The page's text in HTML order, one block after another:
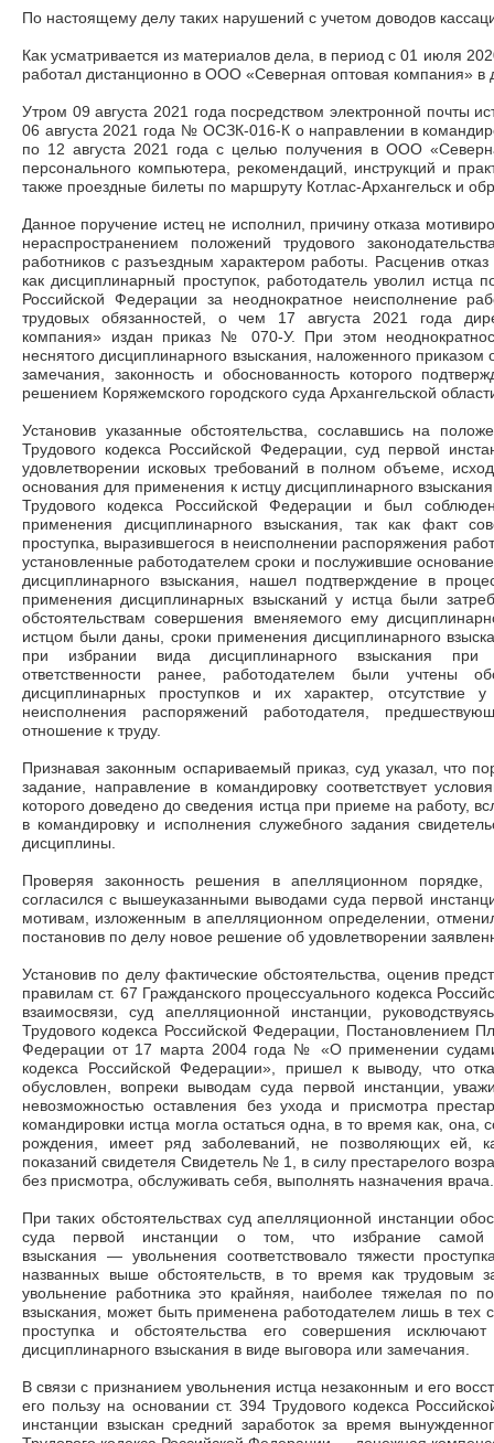
По настоящему делу таких нарушений с учетом доводов
Как усматривается из материалов дела, в период с 01 июля
работал дистанционно в ООО «Северная оптовая компания» в
Утром 09 августа 2021 года посредством электронной почты
06 августа 2021 года № ОСЗК-016-К о направлении в
по 12 августа 2021 года с целью получения в ООО
персонального компьютера, рекомендаций, инструкций и
также проездные билеты по маршруту Котлас-Архангельск и
Данное поручение истец не исполнил, причину отказа
нераспространением положений трудового
работников с разъездным характером работы. Расценив
как дисциплинарный проступок, работодатель уволил истца
Российской Федерации за неоднократное неисполнение
трудовых обязанностей, о чем 17 августа 2021 года
компания» издан приказ № 070-У. При этом
неснятого дисциплинарного взыскания, наложенного
замечания, законность и обоснованность которого
решением Коряжемского городского суда Архангельской
Установив указанные обстоятельства, сославшись на
Трудового кодекса Российской Федерации, суд первой
удовлетворении исковых требований в полном объеме,
основания для применения к истцу дисциплинарного
Трудового кодекса Российской Федерации и был
применения дисциплинарного взыскания, так как факт
проступка, выразившегося в неисполнении распоряжения
установленные работодателем сроки и послужившие
дисциплинарного взыскания, нашел подтверждение в
применения дисциплинарных взысканий у истца были
обстоятельствам совершения вменяемого ему
истцом были даны, сроки применения дисциплинарного
при избрании вида дисциплинарного взыскания при
ответственности ранее, работодателем были учтены
дисциплинарных проступков и их характер, отсутствие
неисполнения распоряжений работодателя,
отношение к труду.
Признавая законным оспариваемый приказ, суд указал, что
задание, направление в командировку соответствует
которого доведено до сведения истца при приеме на работу,
в командировку и исполнения служебного задания
дисциплины.
Проверяя законность решения в апелляционном
согласился с вышеуказанными выводами суда первой
мотивам, изложенным в апелляционном определении,
постановив по делу новое решение об удовлетворении
Установив по делу фактические обстоятельства, оценив
правилам ст. 67 Гражданского процессуального кодекса
взаимосвязи, суд апелляционной инстанции,
Трудового кодекса Российской Федерации, Постановлением
Федерации от 17 марта 2004 года № «О применении
кодекса Российской Федерации», пришел к выводу, что
обусловлен, вопреки выводам суда первой инстанции,
невозможностью оставления без ухода и присмотра
командировки истца могла остаться одна, в то время как, она,
рождения, имеет ряд заболеваний, не позволяющих ей,
показаний свидетеля Свидетель № 1, в силу престарелого
без присмотра, обслуживать себя, выполнять назначения врача.
При таких обстоятельствах суд апелляционной инстанции
суда первой инстанции о том, что избрание самой
взыскания —увольнения соответствовало тяжести
названных выше обстоятельств, в то время как трудовым
увольнение работника это крайняя, наиболее тяжелая по
взыскания, может быть применена работодателем лишь в тех
проступка и обстоятельства его совершения
дисциплинарного взыскания в виде выговора или замечания.
В связи с признанием увольнения истца незаконным и его
его пользу на основании ст. 394 Трудового кодекса
инстанции взыскан средний заработок за время